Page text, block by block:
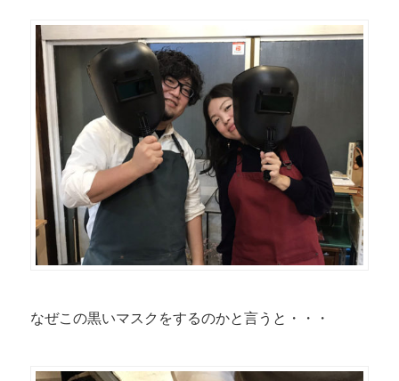
なぜこの黒いマスクをするのかと言うと・・・